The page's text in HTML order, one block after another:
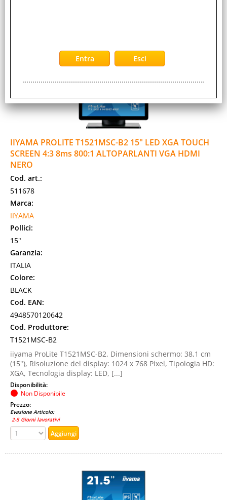
IIYAMA PROLITE T1521MSC-B2 15" LED XGA TOUCH
SCREEN 4:3 8ms 800:1 ALTOPARLANTI VGA HDMI
NERO
Cod. art.:
511678
Marca:
IIYAMA
Pollici:
15"
Garanzia:
ITALIA
Colore:
BLACK
Cod. EAN:
4948570120642
Cod. Produttore:
T1521MSC-B2
iiyama ProLite T1521MSC-B2. Dimensioni schermo: 38,1 cm
(15"), Risoluzione del display: 1024 x 768 Pixel, Tipologia HD:
XGA, Tecnologia display: LED, [...]
Disponibilità:
Non Disponibile
Prezzo:
Evasione Articolo:
2-5 Giorni lavorativi